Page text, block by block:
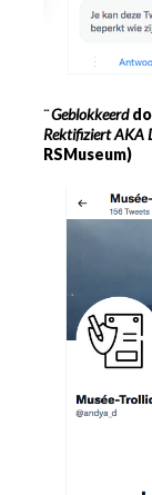
¨Geblokkeerd
RektifiziertAKA
RSMuseum)